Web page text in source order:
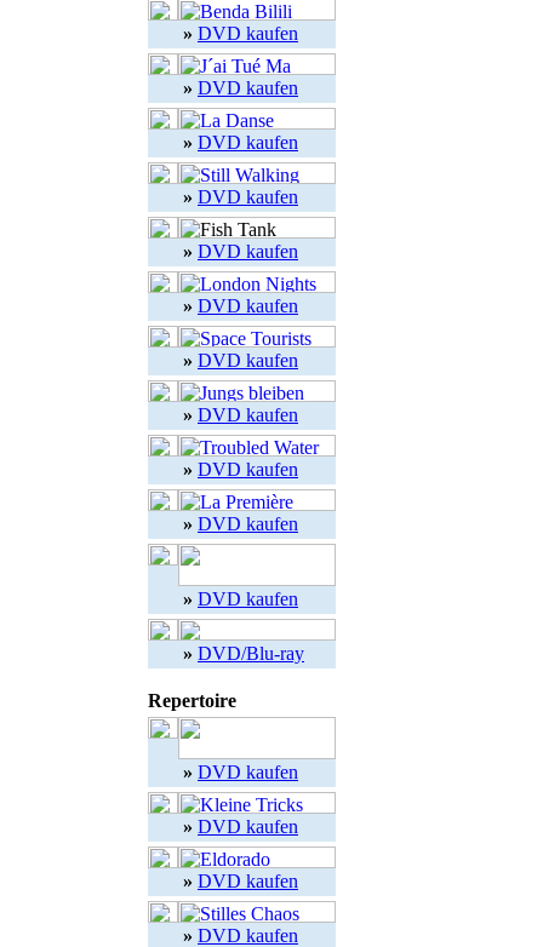
» DVD kaufen
» DVD kaufen
» DVD kaufen
» DVD kaufen
» DVD kaufen
» DVD kaufen
» DVD kaufen
» DVD kaufen
» DVD kaufen
» DVD kaufen
» DVD kaufen
» DVD/Blu-ray
Repertoire
» DVD kaufen
» DVD kaufen
» DVD kaufen
» DVD kaufen